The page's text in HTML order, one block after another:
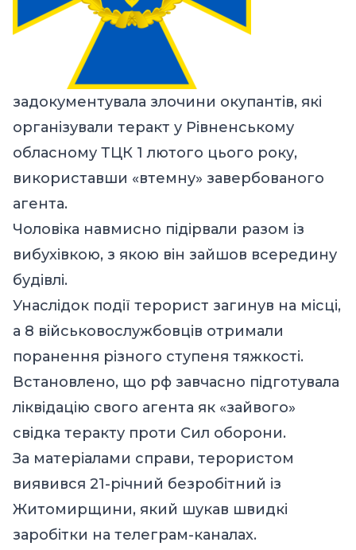
задокументувала злочини окупантів, які
організували теракт у Рівненському
обласному ТЦК 1 лютого цього року,
використавши «втемну» завербованого
агента.
Чоловіка навмисно підірвали разом із
вибухівкою, з якою він зайшов всередину
будівлі.
Унаслідок події терорист загинув на місці,
а 8 військовослужбовців отримали
поранення різного ступеня тяжкості.
Встановлено, що рф завчасно підготувала
ліквідацію свого агента як «зайвого»
свідка теракту проти Сил оборони.
За матеріалами справи, терористом
виявився 21-річний безробітний із
Житомирщини, який шукав швидкі
заробітки на телеграм-каналах.